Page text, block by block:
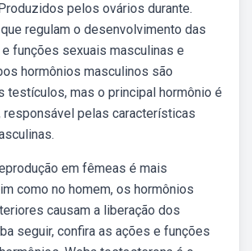
pelos ovários durante.
regulam o desenvolvimento das
funções sexuais masculinas e
hormônios masculinos são
testículos, mas o principal hormônio é
responsável pelas características
em fêmeas é mais
como no homem, os hormônios
causam a liberação dos
seguir, confira as ações e funções